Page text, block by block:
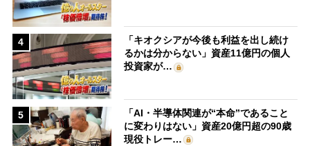
4
「キオクシアが今後も利益を出し続け
るかは分からない」資産11億円の個人
投資家が…
5
「AI・半導体関連が“本命”であること
に変わりはない」資産20億円超の90歳
現役トレー…